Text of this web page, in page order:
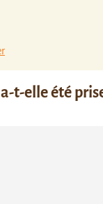
t-elle été